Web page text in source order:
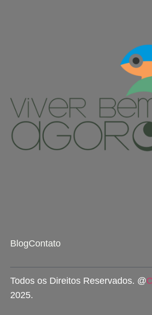
BlogContato
Todos os Direitos Reservados. @
2025.